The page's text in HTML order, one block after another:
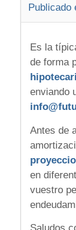
Publicado
Es la
de forma
enviando
Antes de
en
vuestro